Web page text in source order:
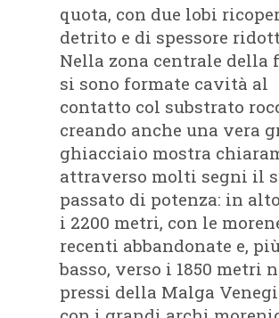
quota, con due lobi
detrito e di spessore
Nella zona centrale della
si sono formate cavità al
contatto col substrato
creando anche una vera
ghiacciaio mostra
attraverso molti segni il
passato di potenza: in
i 2200 metri, con le
recenti abbandonate e,
basso, verso i 1850 metri
pressi della Malga